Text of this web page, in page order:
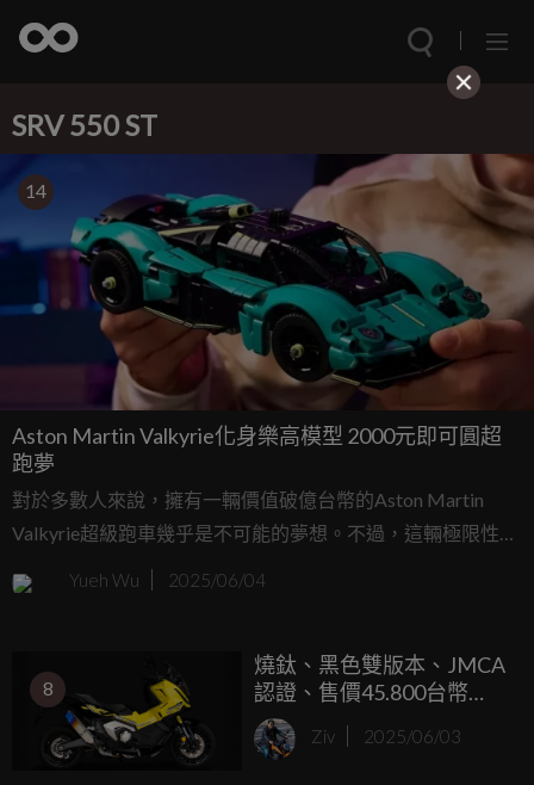
SRV 550 ST
14
Aston Martin Valkyrie化身樂高模型 2000元即可圓超
跑夢
對於多數人來說，擁有一輛價值破億台幣的Aston Martin
Valkyrie超級跑車幾乎是不可能的夢想。不過，這輛極限性能
的英倫超跑如今有了另一種親民化的詮釋，由LEGO Technic
推出的縮小版Valkyrie模型，售價僅64.99美元（約台幣2,000
Yueh Wu 2025/06/04
8
燒鈦、黑色雙版本、JMCA
認證、售價45.800台幣
起！TRICK STAR推出
「IKAZUCHI」X-ADV 改
Ziv 2025/06/03